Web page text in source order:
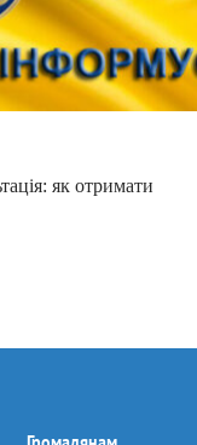
як отримати